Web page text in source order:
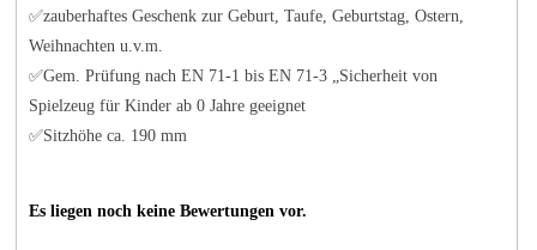
✅zauberhaftes Geschenk zur Geburt, Taufe, Geburtstag, Ostern,
Weihnachten u.v.m.
✅Gem. Prüfung nach EN 71-1 bis EN 71-3 „Sicherheit von
Spielzeug für Kinder ab 0 Jahre geeignet
✅Sitzhöhe ca. 190 mm
Es liegen noch keine Bewertungen vor.